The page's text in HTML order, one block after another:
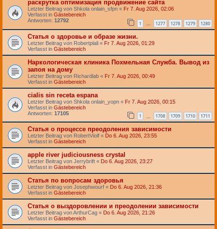
раскрутка оптимизация продвижение сайта
Letzter Beitrag von Shkola onlain_sfpn « Fr 7. Aug 2026, 02:06
Verfasst in Gästebereich
Antworten: 12792 1 … 1277 1278 1279 1280
Статья о здоровье и образе жизни.
Letzter Beitrag von Robertplali « Fr 7. Aug 2026, 01:29
Verfasst in Gästebereich
Наркологическая клиника Похмельная Служба. Вывод из
запоя на дому
Letzter Beitrag von Richardlab « Fr 7. Aug 2026, 00:49
Verfasst in Gästebereich
cialis sin receta espana
Letzter Beitrag von Shkola onlain_yopn « Fr 7. Aug 2026, 00:15
Verfasst in Gästebereich
Antworten: 17105 1 1708 1709 1710 1711
Статья о процессе преодоления зависимости
Letzter Beitrag von RobertViolf « Do 6. Aug 2026, 23:55
Verfasst in Gästebereich
apple river judiciousness crystal
Letzter Beitrag von Jerrybrift « Do 6. Aug 2026, 23:27
Verfasst in Gästebereich
Статья по вопросам здоровья
Letzter Beitrag von Josephwourf « Do 6. Aug 2026, 21:36
Verfasst in Gästebereich
Статья о выздоровлении и преодолении зависимости
Letzter Beitrag vonArthurCag « Do 6. Aug 2026, 21:26
Verfasst in Gästebereich